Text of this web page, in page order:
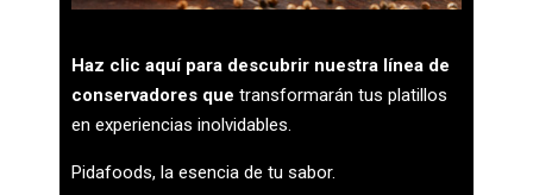
Haz clic aquí para descubrir nuestra línea de
conservadores que transformarán tus platillos
en experiencias inolvidables.
Pidafoods, la esencia de tu sabor.